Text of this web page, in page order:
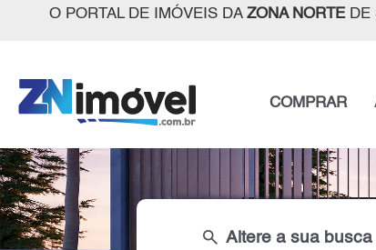
O PORTAL DE IMÓVEIS DA ZONA NORTEDE
COMPRAR
search Altere a sua busca